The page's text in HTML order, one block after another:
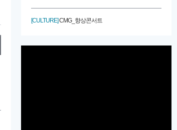
[CULTURE]CMG_향상콘서트